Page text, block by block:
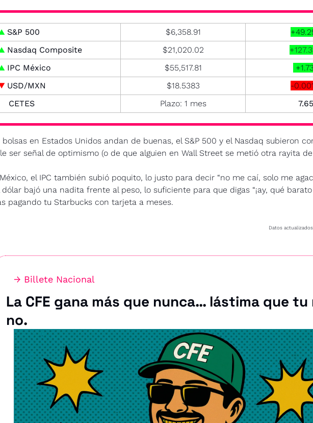
S&P 500 $6,358.91
Nasdaq Composite $21,020.02
IPC México $55,517.81
USD/MXN $18.5383
-
CETES
Plazo: 1 mes
bolsas en Estados Unidos andan de buenas, el S&P 500 y el Nasdaq subieron
ser señal de optimismo (o de que alguien en Wall Street se metió otra rayita
el IPC también subió poquito, lo justo para decir “no me caí, solo me
dólar bajó una nadita frente al peso, lo suficiente para que digas “¡ay, qué
pagando tu Starbucks con tarjeta a meses.
Datos
→ Billete Nacional
La CFE gana más que nunca… lástima que tu
no.